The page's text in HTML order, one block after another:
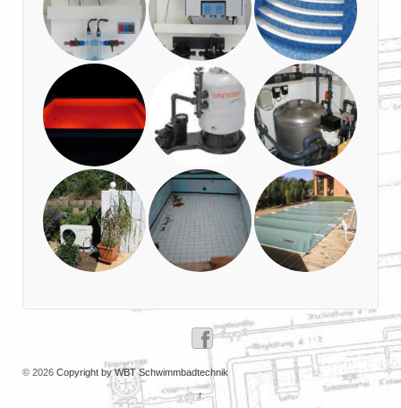
© 2026 Copyright by WBT Schwimmbadtechnik
↑